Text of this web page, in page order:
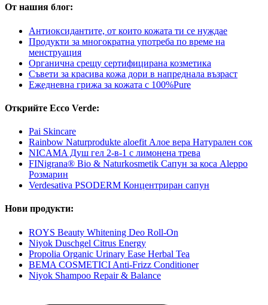
От нашия блог:
Антиоксидантите, от които кожата ти се нуждае
Продукти за многократна употреба по време на
менструaция
Органична срещу сертифицирана козметика
Съвети за красива кожа дори в напреднала възраст
Ежедневна грижа за кожата с 100%Pure
Открийте Ecco Verde:
Pai Skincare
Rainbow Naturprodukte aloefit Алое вера Натурален сок
NICAMA Душ гел 2-в-1 с лимонена трева
FINigrana® Bio & Naturkosmetik Сапун за коса Aleppo
Розмарин
Verdesativa PSODERM Концентриран сапун
Нови продукти:
ROYS Beauty Whitening Deo Roll-On
Niyok Duschgel Citrus Energy
Propolia Organic Urinary Ease Herbal Tea
BEMA COSMETICI Anti-Frizz Conditioner
Niyok Shampoo Repair & Balance